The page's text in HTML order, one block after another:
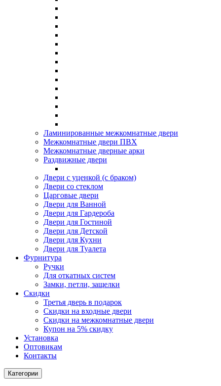
Ламинированные межкомнатные двери
Межкомнатные двери ПВХ
Межкомнатные дверные арки
Раздвижные двери
Двери с уценкой (с браком)
Двери со стеклом
Царговые двери
Двери для Ванной
Двери для Гардероба
Двери для Гостиной
Двери для Детской
Двери для Кухни
Двери для Туалета
Фурнитура
Ручки
Для откатных систем
Замки, петли, защелки
Скидки
Третья дверь в подарок
Скидки на входные двери
Скидки на межкомнатные двери
Купон на 5% скидку
Установка
Оптовикам
Контакты
Категории